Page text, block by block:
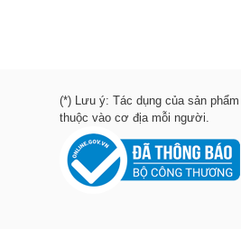
(*) Lưu ý: Tác dụng của sản
thuộc vào cơ địa mỗi người.